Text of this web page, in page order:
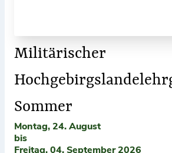
Militärischer
Sommer
Montag, 24. August
bis
Freitag, 04. September 2026